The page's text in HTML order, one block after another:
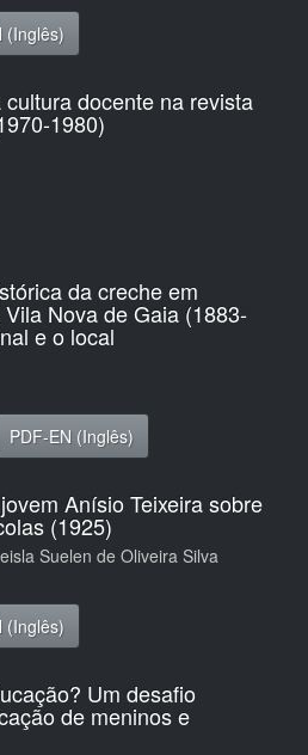
(Inglês)
docente na revista
1980)
da creche em
Nova de Gaia (1883-
e o local
PDF-EN (Inglês)
Anísio Teixeira sobre
(1925)
Suelen de Oliveira Silva
(Inglês)
Um desafio
de meninos e